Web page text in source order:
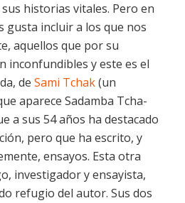
historias vitales. Pero en
gusta incluir a los que nos
aquellos que por su
inconfundibles y este es el
de Sami Tchak(un
aparece Sadamba Tcha-
a sus 54 años ha destacado
pero que ha escrito, y
ensayos. Esta otra
investigador y ensayista,
refugio del autor. Sus dos